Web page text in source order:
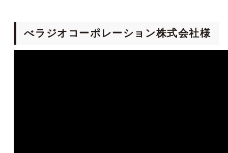
べラジオコーポレーション株式会社様